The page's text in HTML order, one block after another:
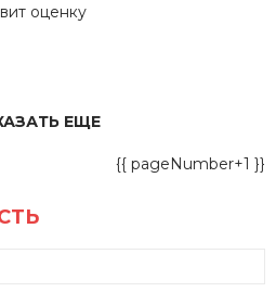
оценку
ЕЩЕ
{{ pageNumber+1 }}